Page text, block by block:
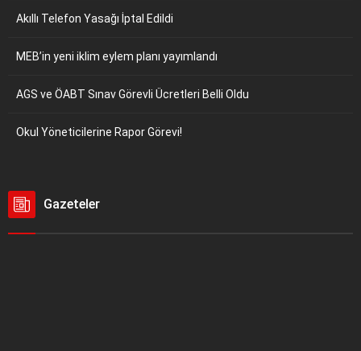
Akıllı Telefon Yasağı İptal Edildi
MEB’in yeni iklim eylem planı yayımlandı
AGS ve ÖABT Sınav Görevli Ücretleri Belli Oldu
Okul Yöneticilerine Rapor Görevi!
Gazeteler